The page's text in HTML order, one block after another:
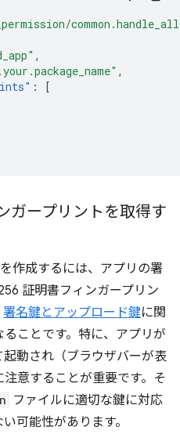
,
,
:
[
ガープリントを取得す
作成するには、アプリの署
証明書フィンガープリン
署名鍵とアップロード鍵に関
ことです。特に、アプリが
動され（ブラウザバーが表
意することが重要です。そ
ファイルに適切な鍵に対応
可能性があります。